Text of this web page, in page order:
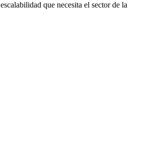
que necesita el sector de la